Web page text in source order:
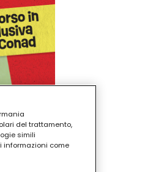
del trattamento,
simili
informazioni come